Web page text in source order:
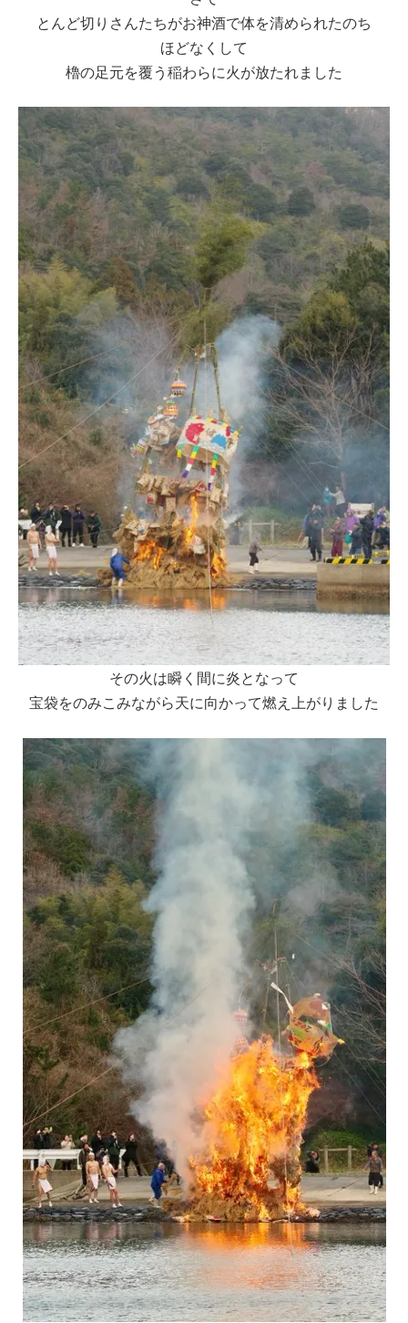
とんど切りさんたちがお神酒で体を清められたのち
ほどなくして
櫓の足元を覆う稲わらに火が放たれました
その火は瞬く間に炎となって
宝袋をのみこみながら天に向かって燃え上がりました